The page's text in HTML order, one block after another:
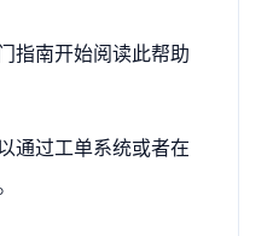
指南开始阅读此帮助
通过工单系统或者在